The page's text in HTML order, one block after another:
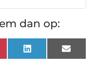
dan op:
LinkedIn Email